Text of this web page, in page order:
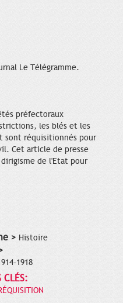
Le Télégramme.
préfectoraux
les blés et les
sont réquisitionnés pour
Cet article de presse
de l'Etat pour
> Histoire
1918
CLÉS: